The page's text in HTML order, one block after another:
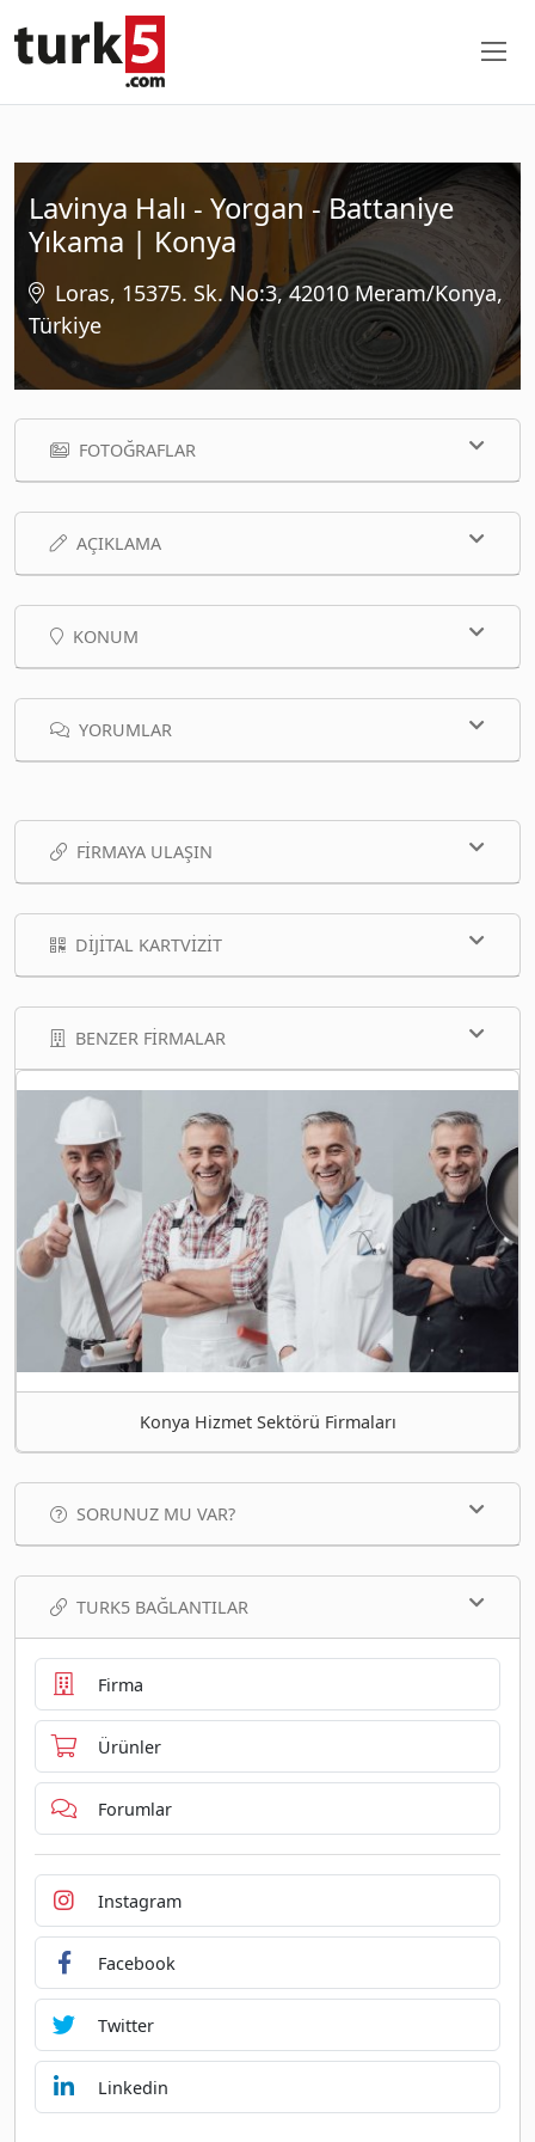
Lavinya Halı - Yorgan - Battaniye
Yıkama | Konya
Loras, 15375. Sk. No:3, 42010 Meram/Konya,
Türkiye
FOTOĞRAFLAR
AÇIKLAMA
KONUM
YORUMLAR
FIRMAYA ULAŞIN
DIJITAL KARTVIZIT
BENZER FIRMALAR
Konya Hizmet Sektörü Firmaları
SORUNUZ MU VAR?
TURK5 BAĞLANTILAR
Firma
Ürünler
Forumlar
Instagram
Facebook
Twitter
Linkedin